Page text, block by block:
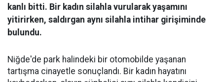
kanlı bitti. Bir kadın silahla vurularak yaşamını
yitirirken, saldırgan aynı silahla intihar girişiminde
bulundu.
Niğde'de park halindeki bir otomobilde yaşanan
tartışma cinayetle sonuçlandı. Bir kadın hayatını